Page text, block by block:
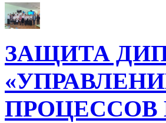
ЗАЩИТА
ПРОЦЕССОВ